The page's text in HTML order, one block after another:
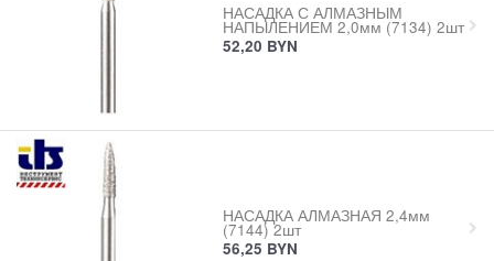
НАСАДКА С АЛМАЗНЫМ
НАПЫЛЕНИЕМ 2,0мм (7134) 2шт
52,20 BYN
НАСАДКА АЛМАЗНАЯ 2,4мм
(7144) 2шт
56,25 BYN